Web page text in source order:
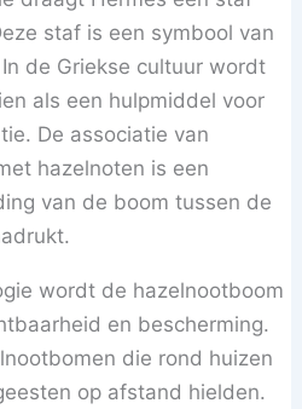
staf is een symbool van
de Griekse cultuur wordt
als een hulpmiddel voor
De associatie van
hazelnoten is een
van de boom tussen de
wordt de hazelnootboom
en bescherming.
die rond huizen
op afstand hielden.